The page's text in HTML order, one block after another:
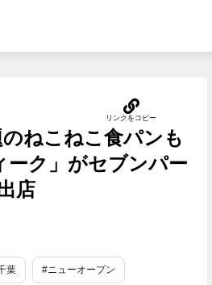
のねこねこ食パンも
ーク」がセブンパー
店
葉 #ニューオープン